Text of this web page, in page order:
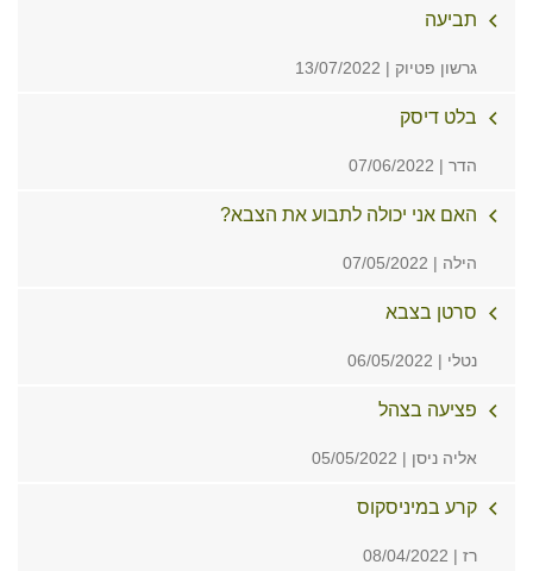
תביעה
גרשון פטיוק | 13/07/2022
בלט דיסק
הדר | 07/06/2022
האם אני יכולה לתבוע את הצבא?
הילה | 07/05/2022
סרטן בצבא
נטלי | 06/05/2022
פציעה בצהל
אליה ניסן | 05/05/2022
קרע במיניסקוס
רז | 08/04/2022